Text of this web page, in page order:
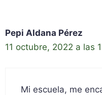
Pepi Aldana Pérez
11 octubre, 2022 a las
Mi escuela, me